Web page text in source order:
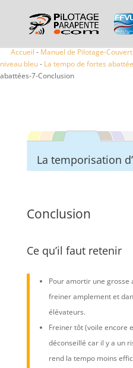
Accueil - Manuel de Pilotage-
niveau bleu- La tempo de fortes
abattées-7-Conclusion
La temporisation
Conclusion
Ce qu’il faut retenir
Pour amortir une
freiner amplement et
élévateurs.
Freiner tôt (voile encore
déconseillé car il y a un
rend la tempo moins